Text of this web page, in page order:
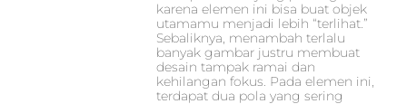
karena elemen ini bisa buat objek
utamamu menjadi lebih “terlihat.”
Sebaliknya, menambah terlalu
banyak gambar justru membuat
desain tampak ramai dan
kehilangan fokus. Pada elemen ini,
terdapat dua pola yang sering